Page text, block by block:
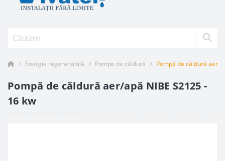
Energia regenerabilă Pompe de căldură Pompă de căldură aer/
Pompă de căldură aer/apă NIBE S2125 -
16 kw